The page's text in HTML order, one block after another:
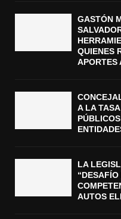
GASTÓN
QUIENES
APORTES
A LA
LA
AUTOS